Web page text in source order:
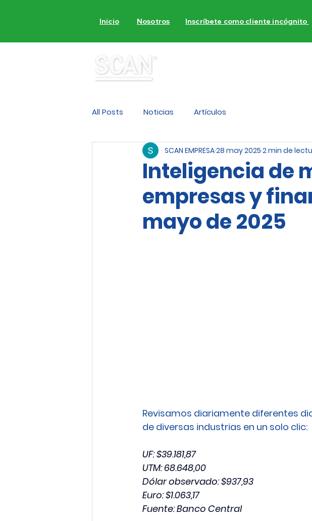
Inicio Nosotros Inscríbete como cliente incógnito
All Posts Noticias Artículos
Inteligencia de
empresas y
mayo de 2025
SCAN EMPRESA28 may 2025 2 min de
Revisamos diariamente diferentes
de diversas industrias en un solo clic:
UF: $39.181,87
UTM: 68.648,00
Dólar observado: $937,93
Euro: $1.063,17
Fuente: Banco Central